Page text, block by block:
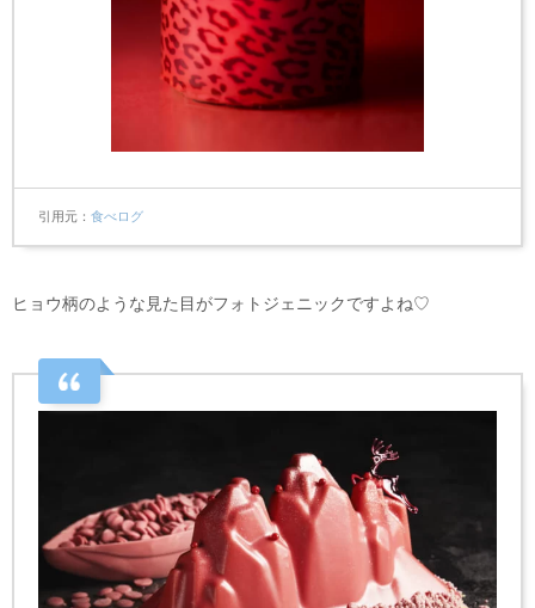
引用元 食べログ
ヒョウ柄のような見た目がフォトジェニックですよね♡